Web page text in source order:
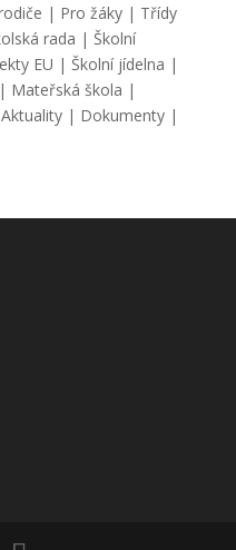
| Pro žáky| Třídy
rada | Školní
EU | Školní jídelna |
| Mateřská škola |
Aktuality| Dokumenty|